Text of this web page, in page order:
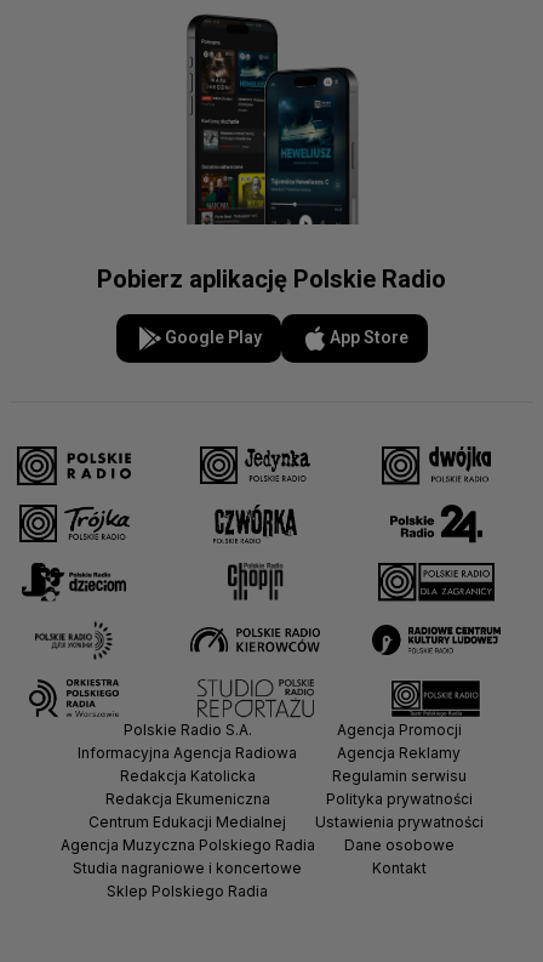
Pobierz aplikację Polskie Radio
Google Play App Store
Polskie Radio S.A.
Informacyjna Agencja Radiowa
Redakcja Katolicka
Redakcja Ekumeniczna
Centrum Edukacji Medialnej
Agencja Muzyczna Polskiego Radia
Studia nagraniowe i koncertowe
Sklep Polskiego Radia
Agencja Promocji
Agencja Reklamy
Regulamin serwisu
Polityka prywatności
Ustawienia prywatności
Dane osobowe
Kontakt